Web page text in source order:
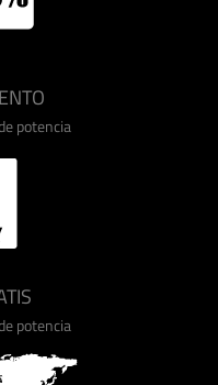
potencia
potencia